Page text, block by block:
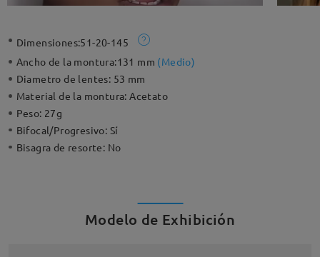
Dimensiones:51-20-145
Ancho de la montura:131 mm (Medio)
Diametro de lentes: 53 mm
Material de la montura:Acetato
Peso: 27g
Bifocal/Progresivo: Sí
Bisagra de resorte: No
Modelo de Exhibición